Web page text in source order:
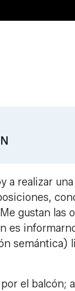
a realizar una
gustan las
es
semántica)
el balcón;